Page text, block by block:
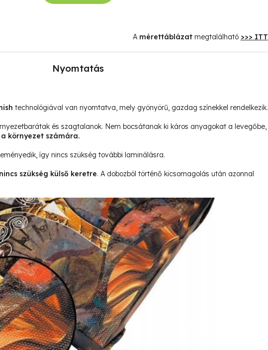
A mérettáblázat megtalálható >>> ITT
Nyomtatás
technológiával van nyomtatva, mely gyönyörű, gazdag színekkel rendelkezik.
és szagtalanok. Nem bocsátanak ki káros anyagokat a levegőbe,
környezet számára.
így nincs szükség további laminálásra.
nincs szükség külső keretre. A dobozból történő kicsomagolás után azonnal